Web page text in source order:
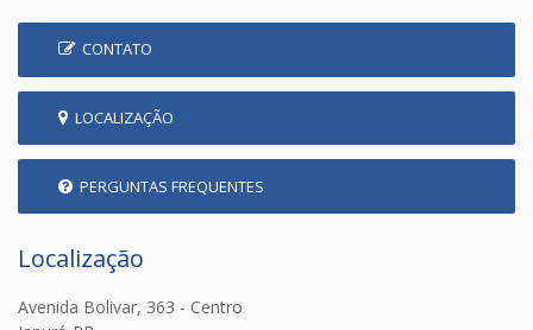
CONTATO
LOCALIZAÇÃO
PERGUNTAS FREQUENTES
Localização
Avenida Bolivar, 363 - Centro